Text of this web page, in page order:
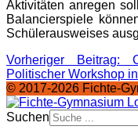
Aktivitäten anregen
Balancierspiele
Schülerausweises
Vorheriger Beitrag:
Politischer Workshop
© 2017-2026 Fichte-
Suchen